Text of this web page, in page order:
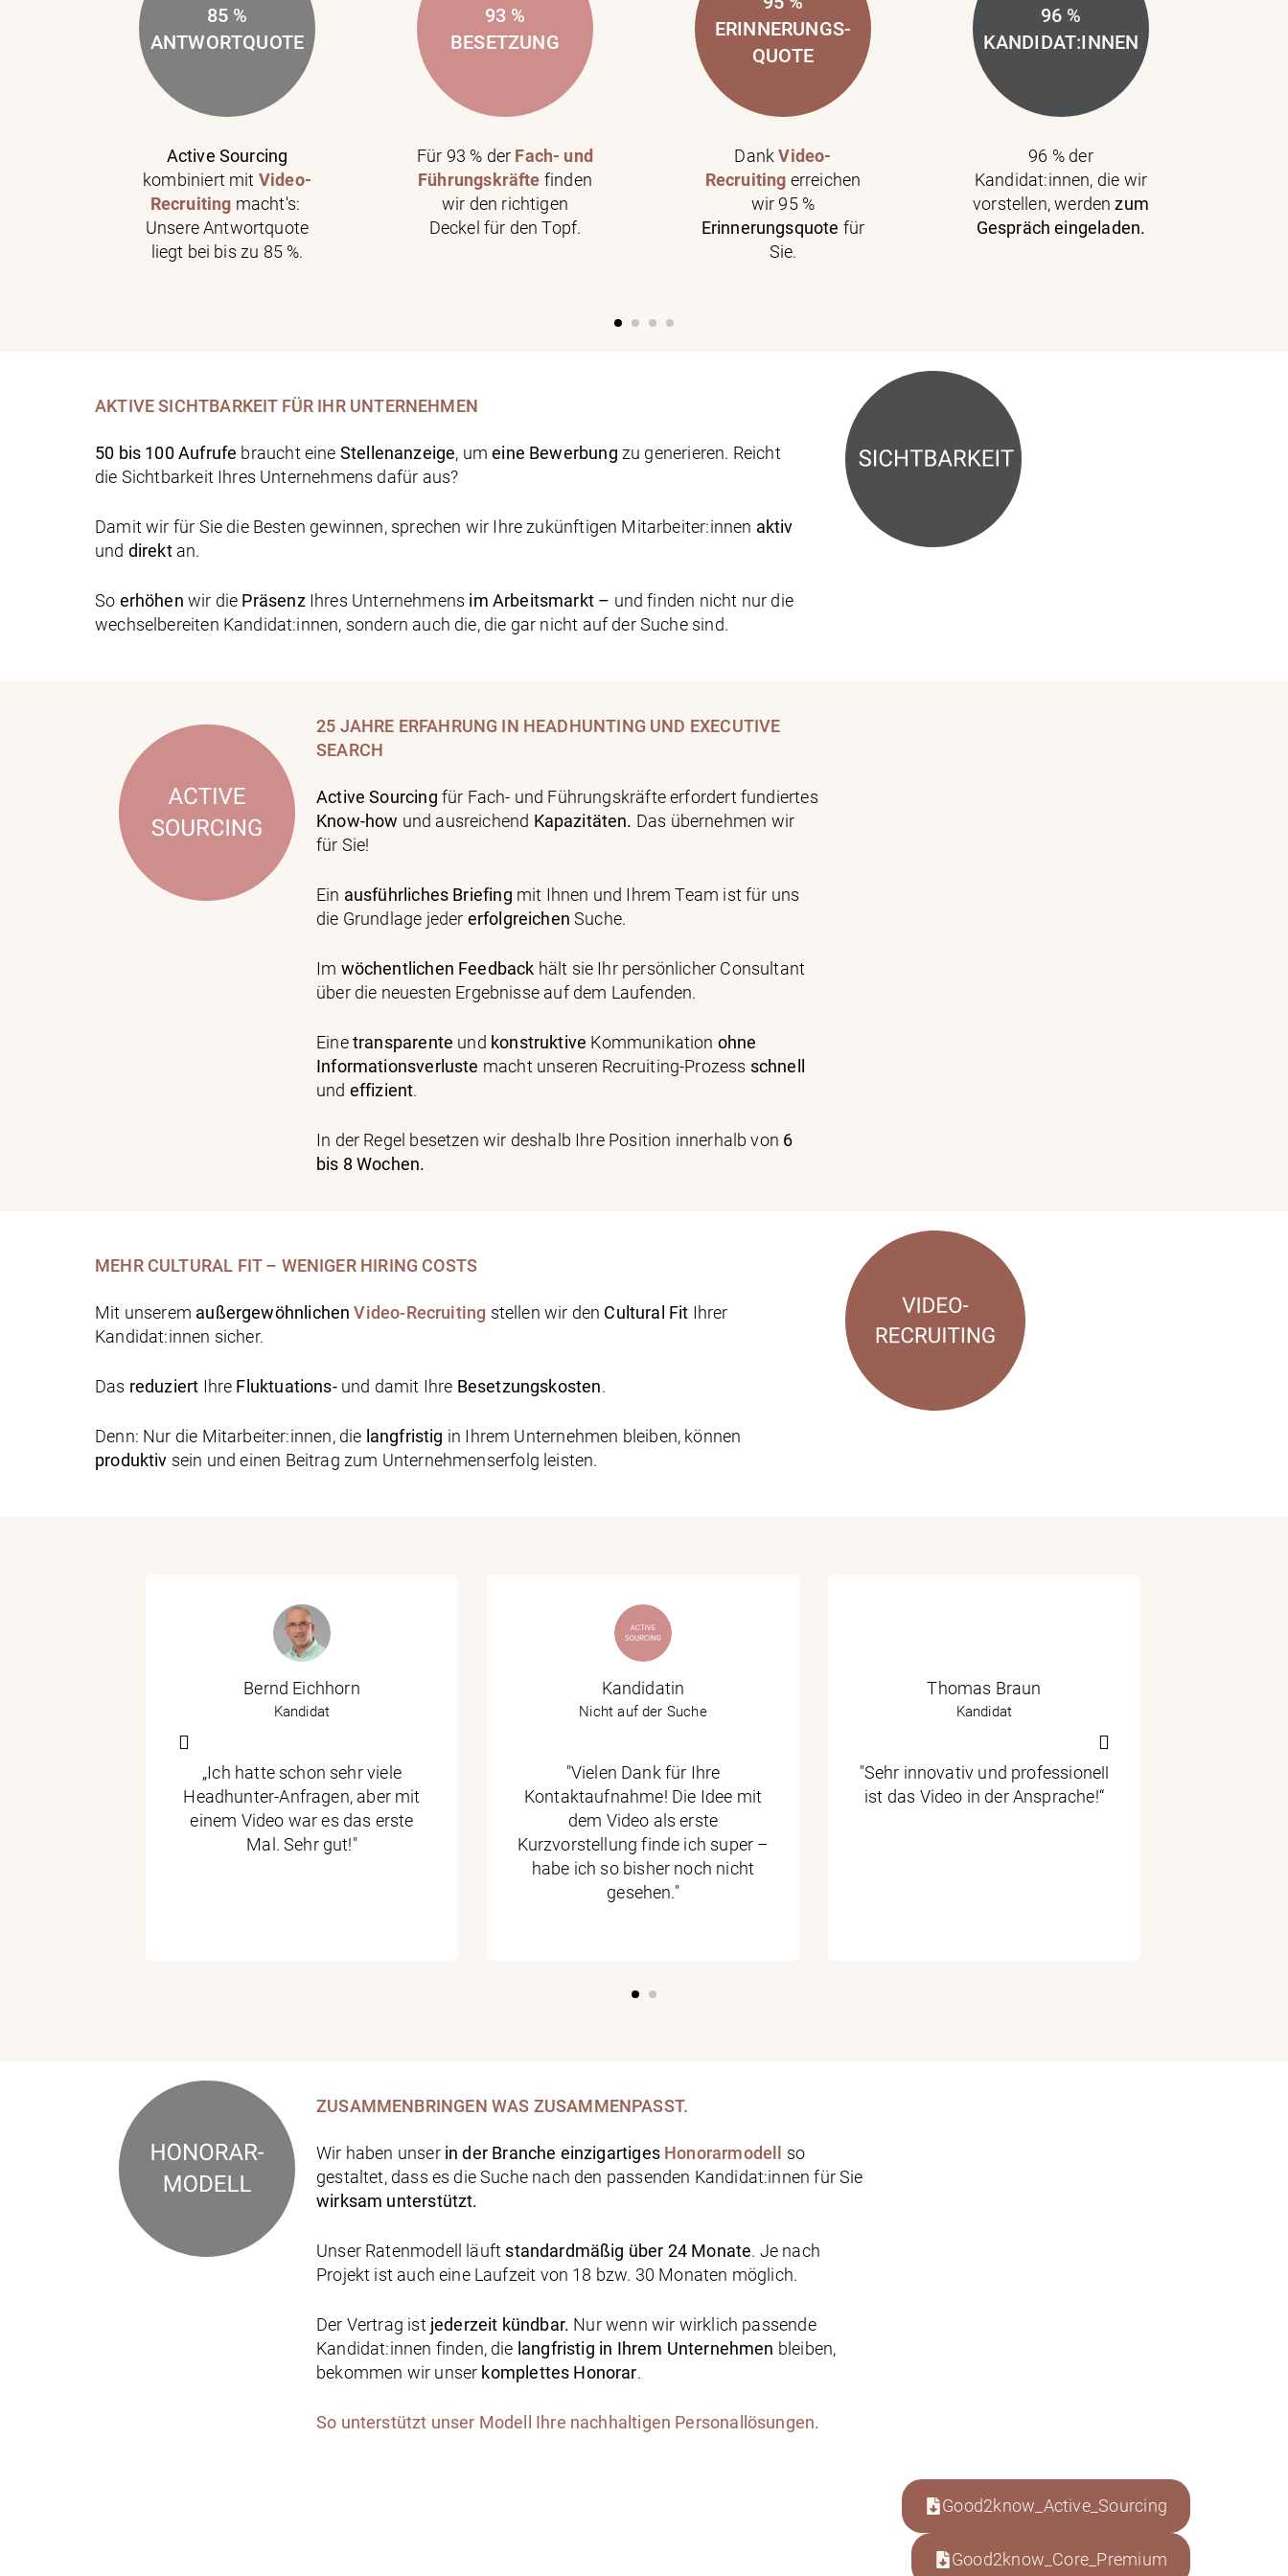
85 %
ANTWORTQUOTE
Active Sourcing
kombiniert mit Video-
Recruiting macht's:
Unsere Antwortquote
liegt bei bis zu 85 %.
93 %
BESETZUNG
Für 93 % der Fach- und
Führungskräfte finden
wir den richtigen
Deckel für den Topf.
ERINNERUNGS-
QUOTE
Dank Video-
Recruiting erreichen
wir 95 %
Erinnerungsquote für
Sie.
96 %
KANDIDAT:INNEN
96 % der
Kandidat:innen, die wir
vorstellen, werdenzum
Gespräch eingeladen.
AKTIVE SICHTBARKEIT FÜR IHR UNTERNEHMEN
50 bis 100 Aufrufe braucht eine Stellenanzeige, umeine Bewerbung zu generieren. Reicht
die Sichtbarkeit Ihres Unternehmens dafür aus?
Damit wir für Sie die Besten gewinnen, sprechen wir Ihre zukünftigen Mitarbeiter:innen aktiv
und direktan.
So erhöhen wir die Präsenz Ihres Unternehmens im Arbeitsmarkt – und finden nicht nur die
wechselbereiten Kandidat:innen, sondern auch die, die gar nicht auf der Suche sind.
25 JAHRE ERFAHRUNG IN HEADHUNTING UND EXECUTIVE
SEARCH
Active Sourcing für Fach- und Führungskräfte erfordert fundiertes
Know-how und ausreichend Kapazitäten. Das übernehmen wir
für Sie!
Ein ausführliches Briefing mit Ihnen und Ihrem Team ist für uns
die Grundlage jeder erfolgreichen Suche.
Im wöchentlichen Feedback hält sie Ihr persönlicher Consultant
über die neuesten Ergebnisse auf dem Laufenden.
Einetransparente und konstruktive Kommunikation ohne
Informationsverluste macht unseren Recruiting-Prozess schnell
und effizient.
In der Regel besetzen wir deshalb Ihre Position innerhalb von 6
bis 8 Wochen.
MEHR CULTURAL FIT – WENIGER HIRING COSTS
Mit unserem außergewöhnlichen Video-Recruiting stellen wir den Cultural Fit Ihrer
Kandidat:innen sicher.
Das reduziert Ihre Fluktuations- und damit Ihre Besetzungskosten.
Denn: Nur die Mitarbeiter:innen, die langfristig in Ihrem Unternehmen bleiben, können
produktiv sein und einen Beitrag zum Unternehmenserfolg leisten.
Bernd Eichhorn
Kandidat
„Ich hatte schon sehr viele
Headhunter-Anfragen, aber mit
einem Video war es das erste
Mal. Sehr gut!"
Kandidatin
Nicht auf der Suche
"Vielen Dank für Ihre
Kontaktaufnahme! Die Idee mit
dem Video als erste
Kurzvorstellung finde ich super –
habe ich so bisher noch nicht
gesehen."
Thomas Braun
Kandidat
"Sehr innovativ und professionell
ist das Video in der Ansprache!“
ZUSAMMENBRINGEN WAS ZUSAMMENPASST.
Wir haben unser in der Branche einzigartiges Honorarmodell
so
gestaltet, dass es die Suche nach den passenden Kandidat:innen für Sie
wirksam unterstützt.
Unser Ratenmodell läuft standardmäßig über 24 Monate. Je nach
Projekt ist auch eine Laufzeit von 18 bzw. 30 Monaten möglich.
Der Vertrag ist jederzeit kündbar. Nur wenn wir wirklich passende
Kandidat:innen finden, die langfristig in Ihrem Unternehmen bleiben,
bekommen wir unser komplettes Honorar.
So unterstützt unser Modell Ihre nachhaltigen Personallösungen.
Good2know_Active_Sourcing
Good2know_Core_Premium